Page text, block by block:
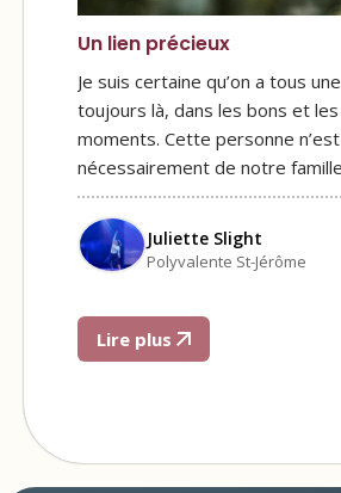
Un lien précieux
Je suis certaine qu’on a tous
toujours là, dans les bons et les
moments. Cette personne
nécessairement de notre
Juliette Slight
Polyvalente St-Jérôme
Lire plus